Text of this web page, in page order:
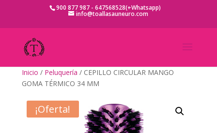
900 877 987 - 647568528(+Whatsapp)
info@toallasauneuro.com
Inicio / Peluquería / CEPILLO CIRCULAR MANGO
GOMA TÉRMICO 34 MM
¡Oferta!